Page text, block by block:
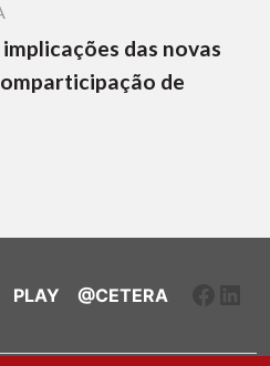
das novas
de
PLAY @CETERA